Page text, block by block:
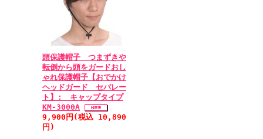
頭保護帽子 つまずきや
転倒から頭をガードおし
ゃれ保護帽子【おでかけ
ヘッドガード セパレー
ト】: キャップタイプ
KM-3000A
9,900円(税込 10,890
円)